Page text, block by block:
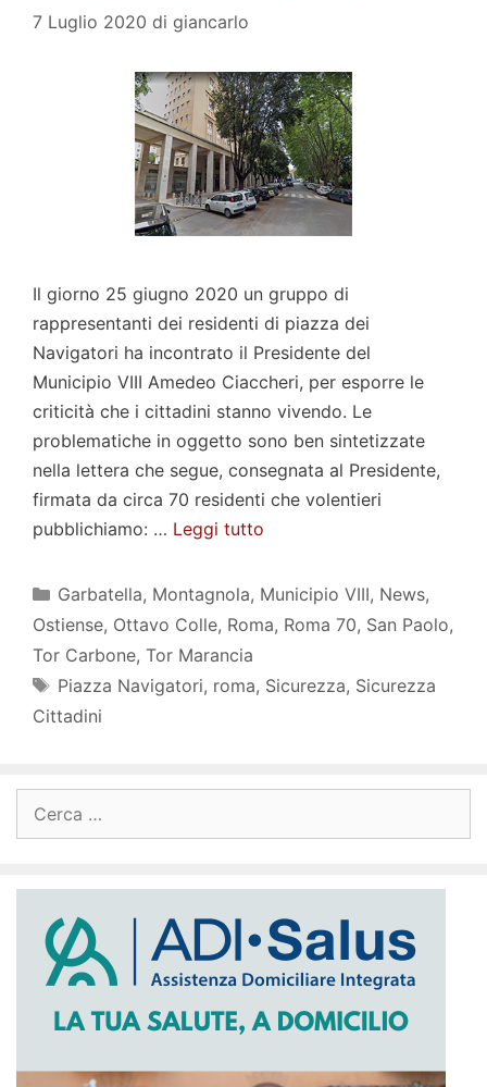
7 Luglio 2020 di giancarlo
Il giorno 25 giugno 2020 un gruppo di
rappresentanti dei residenti di piazza dei
Navigatori ha incontrato il Presidente del
Municipio VIII Amedeo Ciaccheri, per esporre le
criticità che i cittadini stanno vivendo. Le
problematiche in oggetto sono ben sintetizzate
nella lettera che segue, consegnata al Presidente,
firmata da circa 70 residenti che volentieri
pubblichiamo: … Leggi tutto
Categorie
Garbatella, Montagnola, Municipio VIII, News,
Ostiense, Ottavo Colle, Roma, Roma 70, San Paolo,
Tor Carbone, Tor Marancia
Tag
Piazza Navigatori, roma, Sicurezza, Sicurezza
Cittadini
per: